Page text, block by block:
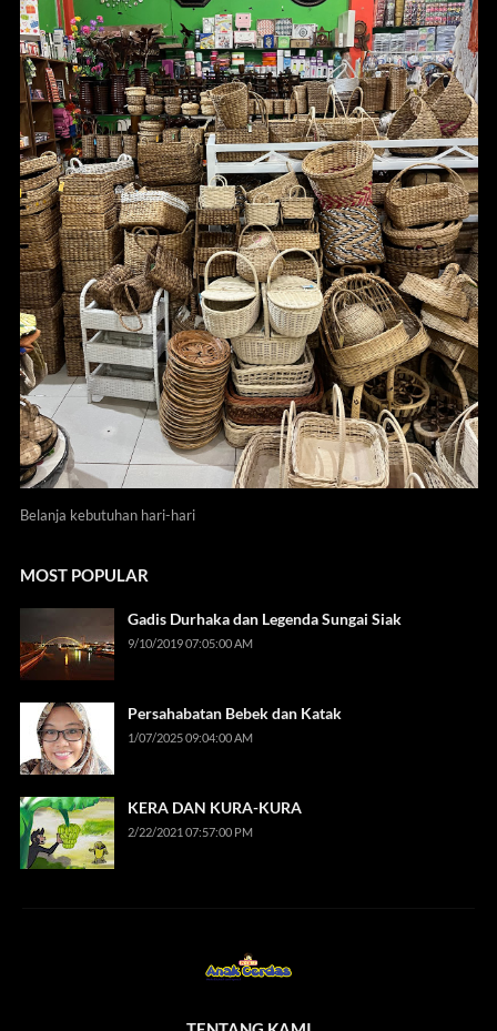
Belanja kebutuhan hari-hari
MOST POPULAR
Gadis Durhaka dan Legenda Sungai Siak
9/10/2019 07:05:00 AM
Persahabatan Bebek dan Katak
1/07/2025 09:04:00 AM
KERA DAN KURA-KURA
2/22/2021 07:57:00 PM